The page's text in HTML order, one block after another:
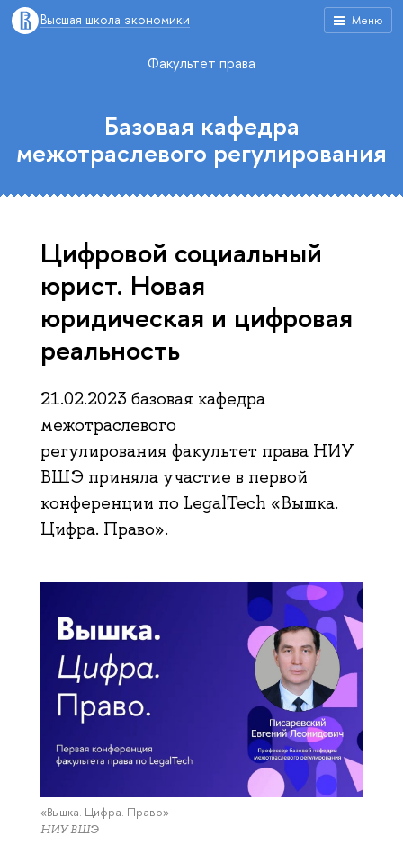
Меню
Высшая школа экономики
Факультет права
Базовая кафедра
межотраслевого регулирования
Цифровой социальный
юрист. Новая
юридическая и цифровая
реальность
21.02.2023 базовая кафедра
межотраслевого
регулирования факультет права НИУ
ВШЭ приняла участие в первой
конференции по LegalTech «Вышка.
Цифра. Право».
«Вышка. Цифра. Право»
НИУ ВШЭ